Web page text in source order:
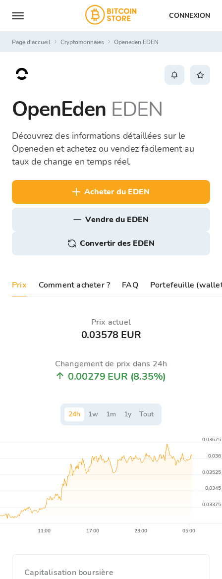
CONNEXION
Page d'accueil Cryptomonnaies Openeden EDEN
OpenEden EDEN
Découvrez des informations détaillées sur le
Openeden et achetez ou vendez facilement au
taux de change en temps réel.
acheter du EDEN
vendre du EDEN
Convertir des EDEN
Prix Comment acheter ? FAQ Portefeuille
Prix ​​actuel
0.03578 EUR
Changement de prix dans 24h
0.00279 EUR (8.35%)
24h 1w 1m 1y Tout
11:00 17:00 23:00 05:00
0.03375
0.0345
0.03525
0.036
0.03675
Capitalisation boursière